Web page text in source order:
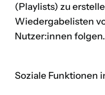
(Playlists) zu
Wiedergabelisten
Nutzer:innen folgen.
Soziale Funktionen